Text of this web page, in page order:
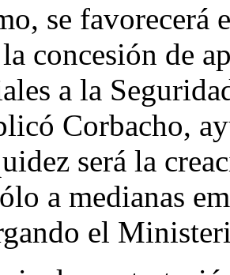
se favorecerá
concesión de
a la
Corbacho,
será la
a medianas
el